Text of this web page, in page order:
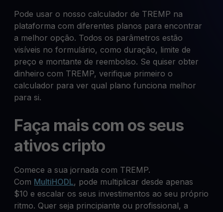
Pode usar o nosso calculador de TREMP na
plataforma com diferentes planos para encontrar
a melhor opção. Todos os parâmetros estão
visíveis no formulário, como duração, limite de
preço e montante de reembolso. Se quiser obter
dinheiro com TREMP, verifique primeiro o
calculador para ver qual plano funciona melhor
para si.
Faça mais com os seus
ativos cripto
Comece a sua jornada com TREMP.
Com MultiHODL, pode multiplicar desde apenas
$10 e escalar os seus investimentos ao seu próprio
ritmo. Quer seja principiante ou profissional, a